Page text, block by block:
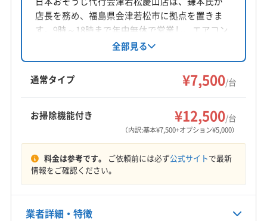
対応地域
会津若松市 喜多方市
二本松市
白河市 福島市 本宮市
河沼郡湯川村
河沼郡柳津町
西白河郡泉崎村
大沼郡金山町
大沼郡三島町
大沼郡昭和村
南会津郡只見町
南会津郡南会津町
南会津郡檜枝岐村
耶麻郡西会津町
耶麻郡猪苗代町
耶麻郡磐梯町
耶麻郡北塩原村
(山形県) 米沢市
(新潟県) 阿賀野市
(新潟県) 新潟市江南区
(新潟県) 新潟市西区
8:00〜19:00
定休日
電話番号
店長を務め、福島県会津若松市に拠点を置きま
す。9時～18時まで年中無休で営業し、エアコン
クリーニングを中心に地域に密着したサービス
を提供。損害保険加入済みで、作業後の不満に
は無料での追加対応も行っています。丁寧な接
客と技術で利用者の困り事解決に尽力していま
全部見る
通常タイプ ¥7,500/台
お掃除機能付き ¥12,500/台
（内訳:基本¥7,500+オプション¥5,000）
料金は参考です。 ご依頼前には必ず公式サイトで最新
情報をご確認ください。
業者詳細・特徴